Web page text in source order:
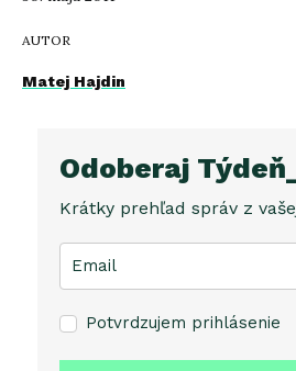
AUTOR
Matej Hajdin
Odoberaj
Krátky prehľad správ z
Potvrdzujem prihlásenie